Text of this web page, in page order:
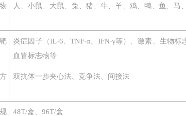
人、小鼠、大鼠、兔、猪、牛、羊、鸡、鸭、鱼、马
炎症因子（IL-6、TNF-α、IFN-γ等）、激素、生物标
血管标志物等
双抗体一步夹心法、竞争法、间接法
48T/盒、96T/盒